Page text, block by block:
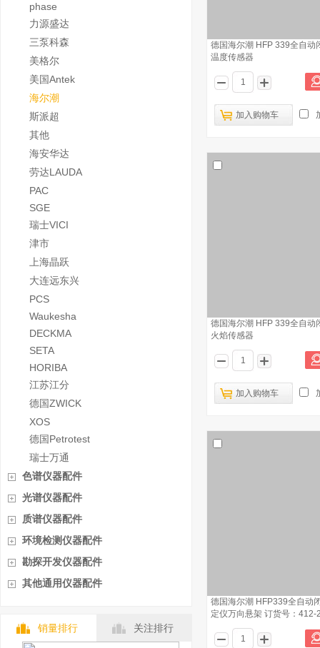
phase
力源盛达
三泵科森
美格尔
美国Antek
海尔潮
斯派超
其他
海安华达
劳达LAUDA
PAC
SGE
瑞士VICI
津市
上海晶跃
大连远东兴
PCS
Waukesha
DECKMA
SETA
HORIBA
江苏江分
德国ZWICK
XOS
德国Petrotest
瑞士万通
色谱仪器配件
光谱仪器配件
质谱仪器配件
环境检测仪器配件
勘探开发仪器配件
其他通用仪器配件
销量排行 关注排行
德国海尔潮 HFP 339全自动
温度传感器
加入购物车
德国海尔潮 HFP 339全自动
火焰传感器
加入购物车
德国海尔潮 HFP339全自动
定仪万向悬架 订货号：412-